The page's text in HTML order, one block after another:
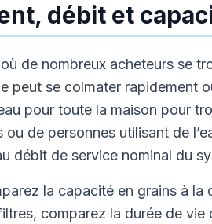
débit et
de nombreux acheteurs se
peut se colmater rapidement
pour toute la maison pour
de personnes utilisant de
débit de service nominal du
la capacité en grains à
comparez la durée de